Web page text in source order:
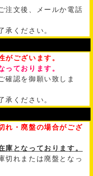
注文後、メールか電話
承ください。
ございます。
っております。
確認を御願い致しま
承ください。
れ・廃盤の場合がござ
庫となっております。
切れまたは廃盤となっ